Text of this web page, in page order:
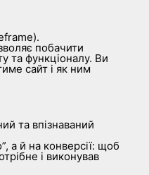
побачити
та функціоналу. Ви
сайт і як ним
та впізнаваний
а й на конверсії: щоб
і виконував